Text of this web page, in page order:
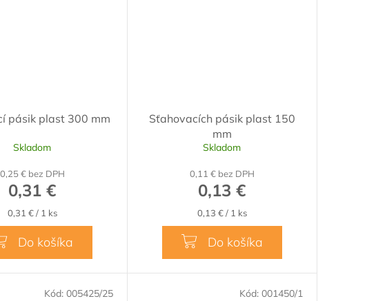
pásik plast 300 mm
Skladom
0,25 € bez DPH
0,31 €
Jednotková
cena:
0,31 € / 1 ks
Do košíka
Sťahovacích pásik plast 150
mm
Skladom
0,11 € bez DPH
0,13 €
Jednotková
cena:
0,13 € / 1 ks
Do košíka
Kód: 005425/25 Kód: 001450/1